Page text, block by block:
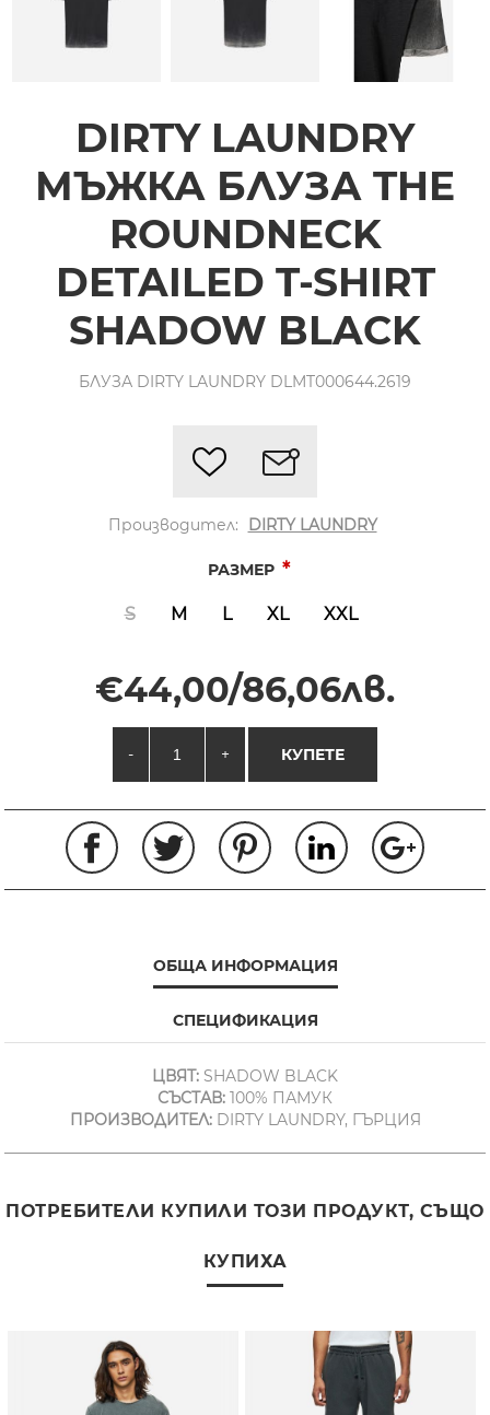
DIRTY LAUNDRY
МЪЖКА БЛУЗА THE
ROUNDNECK
DETAILED T-SHIRT
SHADOW BLACK
БЛУЗА DIRTY LAUNDRY DLMT000644.2619
Производител: DIRTY LAUNDRY
РАЗМЕР *
S M L XL XXL
€44,00/86,06лв.
- + КУПЕТЕ
ОБЩА ИНФОРМАЦИЯ
СПЕЦИФИКАЦИЯ
ЦВЯТ: SHADOW BLACK
СЪСТАВ: 100% ПАМУК
ПРОИЗВОДИТЕЛ:DIRTY LAUNDRY, ГЪРЦИЯ
ПОТРЕБИТЕЛИ КУПИЛИ ТОЗИ ПРОДУКТ, СЪЩО
КУПИХА